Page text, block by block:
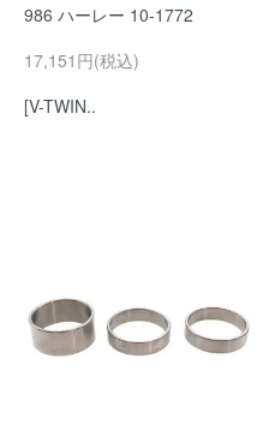
986 ハーレー 10-1772
17,151円(税込)
[V-TWIN..